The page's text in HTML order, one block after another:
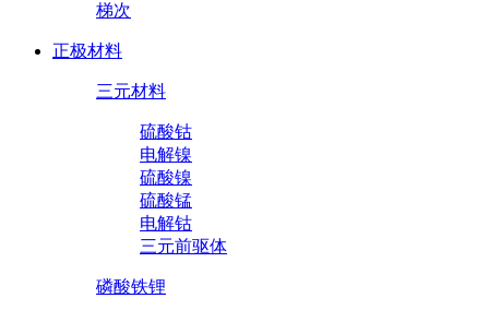
梯次
正极材料
三元材料
硫酸钴
电解镍
硫酸镍
硫酸锰
电解钴
三元前驱体
磷酸铁锂